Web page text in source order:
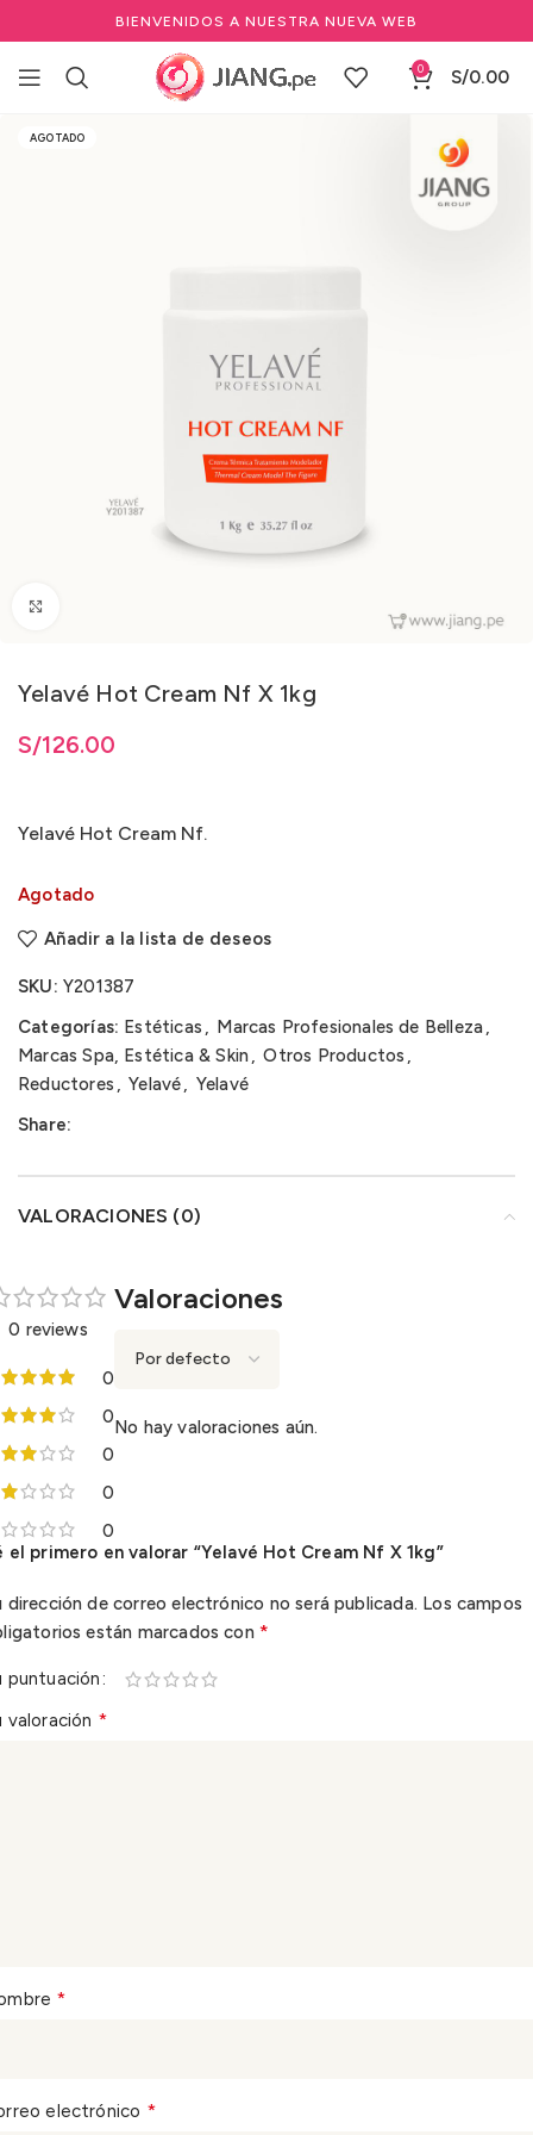
BIENVENIDOS A NUESTRA NUEVA WEB
0 S/0.00
Inicio Estéticas
Otros Productos
AGOTADO
Yelavé Hot Cream Nf X 1kg
S/126.00
Yelavé Hot Cream Nf.
Agotado
Añadir a la lista de deseos
SKU: Y201387
Categorías: Estéticas , Marcas Profesionales de Belleza,
Marcas Spa, Estética & Skin, Otros Productos ,
Reductores , Yelavé, Yelavé
Share:
VALORACIONES (0)
0 reviews
0
0
0
0
0
Valoraciones
No hay valoraciones aún.
el primero en valorar “Yelavé Hot Cream Nf X 1kg”
dirección de correo electrónico no será publicada. Los campos
están marcados con *
puntuación
valoración *
*
electrónico *